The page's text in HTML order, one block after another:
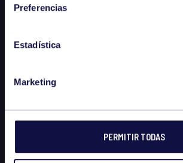
Preferencias
Estadística
Marketing
PERMITIR TODAS